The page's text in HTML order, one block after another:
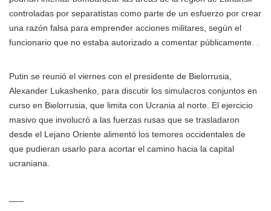
controladas por separatistas como parte de un esfuerzo por crear
una razón falsa para emprender acciones militares, según el
funcionario que no estaba autorizado a comentar públicamente. .
Putin se reunió el viernes con el presidente de Bielorrusia,
Alexander Lukashenko, para discutir los simulacros conjuntos en
curso en Bielorrusia, que limita con Ucrania al norte. El ejercicio
masivo que involucró a las fuerzas rusas que se trasladaron
desde el Lejano Oriente alimentó los temores occidentales de
que pudieran usarlo para acortar el camino hacia la capital
ucraniana.